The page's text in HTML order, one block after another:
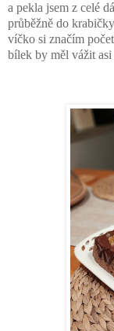
a pekla jsem z celé
průběžně do
víčko si značím
bílek by měl vážit asi